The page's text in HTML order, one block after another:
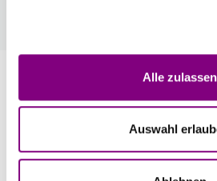
Alle zulassen
Auswahl